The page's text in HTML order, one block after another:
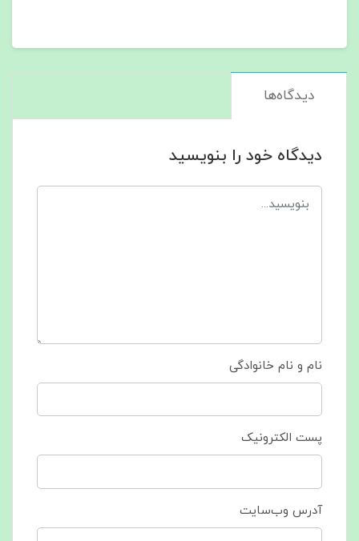
دیدگاه‌ها
دیدگاه خود را بنویسید
نام و نام خانوادگی
پست الکترونیک
آدرس وب‌سایت